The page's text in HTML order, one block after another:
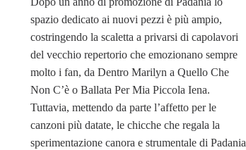
spazio dedicato ai nuovi pezzi è più ampio,
costringendo la scaletta a privarsi di capolavori
del vecchio repertorio che emozionano sempre
molto i fan, da Dentro Marilyn a Quello Che
Non C’è o Ballata Per Mia Piccola Iena.
Tuttavia, mettendo da parte l’affetto per le
canzoni più datate, le chicche che regala la
sperimentazione canora e strumentale di Padania